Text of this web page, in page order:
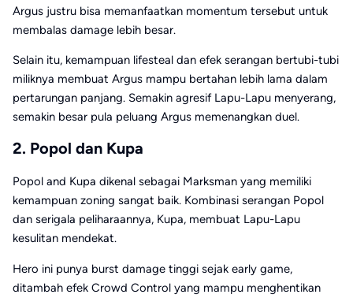
Argus justru bisa memanfaatkan momentum tersebut untuk
membalas damage lebih besar.
Selain itu, kemampuan lifesteal dan efek serangan bertubi-tubi
miliknya membuat Argus mampu bertahan lebih lama dalam
pertarungan panjang. Semakin agresif Lapu-Lapu menyerang,
semakin besar pula peluang Argus memenangkan duel.
2. Popol dan Kupa
Popol and Kupa dikenal sebagai Marksman yang memiliki
kemampuan zoning sangat baik. Kombinasi serangan Popol
dan serigala peliharaannya, Kupa, membuat Lapu-Lapu
kesulitan mendekat.
Hero ini punya burst damage tinggi sejak early game,
ditambah efek Crowd Control yang mampu menghentikan